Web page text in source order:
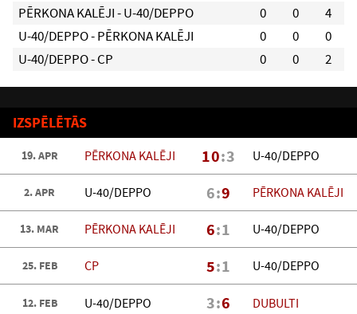
PĒRKONA KALĒJI - U-40/DEPPO
0 0
4
U-40/DEPPO - PĒRKONA KALĒJI
0 0
0
U-40/DEPPO - CP
0 0 2
IZSPĒLĒTĀS
19. APR PĒRKONA KALĒJI 10:3 U-40/DEPPO
2. APR U-40/DEPPO 6:9 PĒRKONA KALĒJI
13. MAR PĒRKONA KALĒJI 6:1 U-40/DEPPO
25. FEB CP 5:1 U-40/DEPPO
12. FEB U-40/DEPPO 3:6 DUBULTI